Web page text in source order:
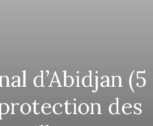
d’Abidjan (5
des